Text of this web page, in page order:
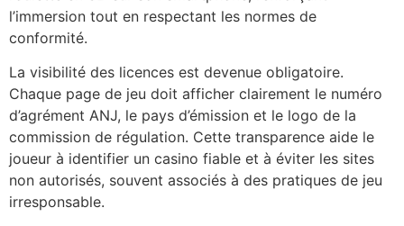
l’immersion tout en respectant les normes de
conformité.
La visibilité des licences est devenue obligatoire.
Chaque page de jeu doit afficher clairement le numéro
d’agrément ANJ, le pays d’émission et le logo de la
commission de régulation. Cette transparence aide le
joueur à identifier un casino fiable et à éviter les sites
non autorisés, souvent associés à des pratiques de jeu
irresponsable.